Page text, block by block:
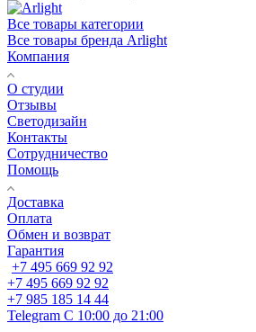
Все товары категории
Все товары бренда Arlight
Компания
О студии
Отзывы
Светодизайн
Контакты
Сотрудничество
Помощь
Доставка
Оплата
Обмен и возврат
Гарантия
+7 495 669 92 92
+7 495 669 92 92
+7 985 185 14 44
Telegram С 10:00 до 21:00